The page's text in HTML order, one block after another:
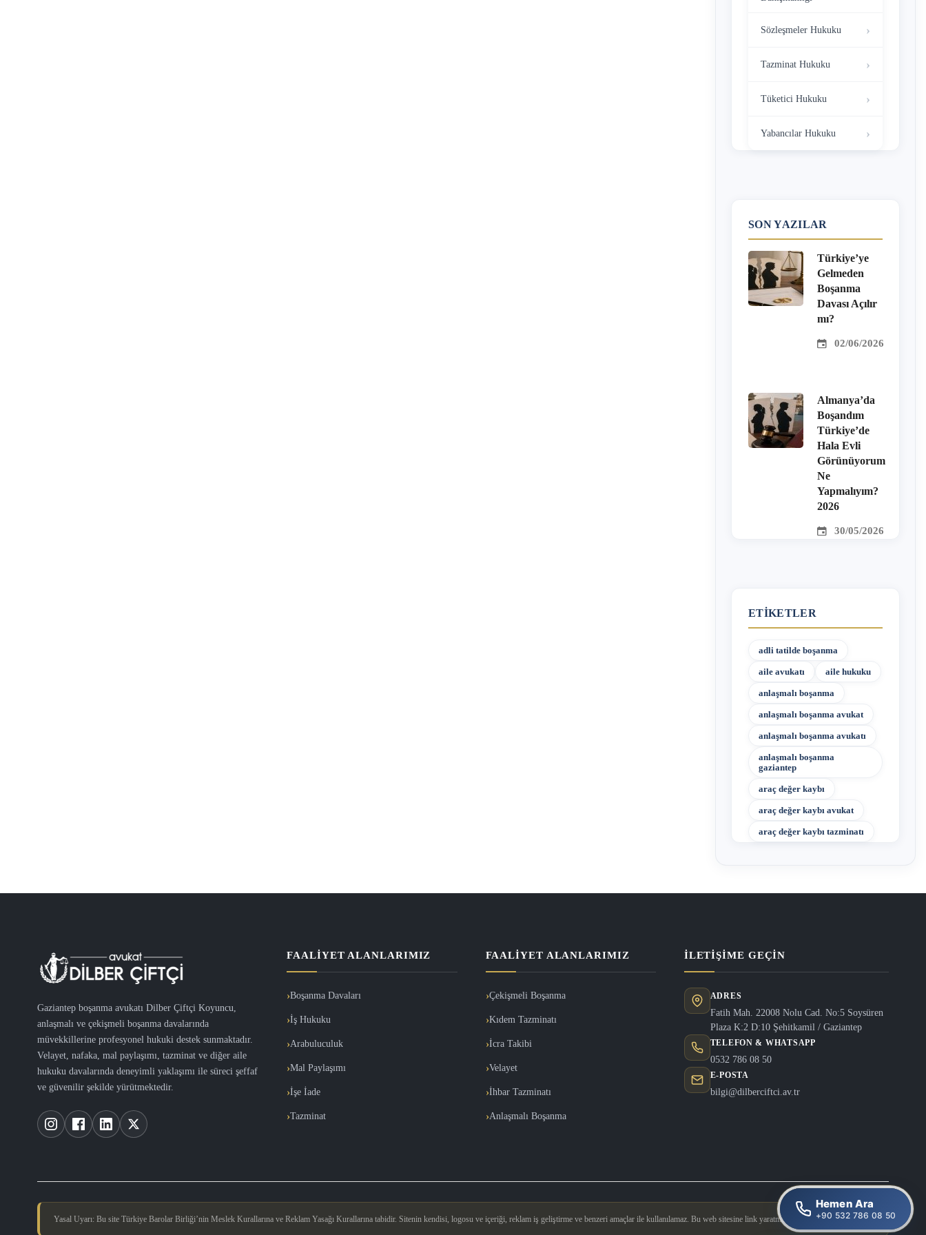
Sözleşmeler Hukuku
Tazminat Hukuku
Tüketici Hukuku
Yabancılar Hukuku
SON YAZILAR
Türkiye’ye
Gelmeden
Boşanma
Davası Açılır
mı?
02/06/2026
Almanya’da
Boşandım
Türkiye’de
Hala Evli
Görünüyorum
Ne
Yapmalıyım?
2026
30/05/2026
ETIKETLER
adli tatilde boşanma
aile avukatı aile hukuku
anlaşmalı boşanma
anlaşmalı boşanma avukat
anlaşmalı boşanma avukatı
anlaşmalı boşanma
gaziantep
araç değer kaybı
araç değer kaybı avukat
araç değer kaybı tazminatı
Gaziantep boşanma avukatı Dilber Çiftçi Koyuncu,
anlaşmalı ve çekişmeli boşanma davalarında
müvekkillerine profesyonel hukuki destek sunmaktadır.
Velayet, nafaka, mal paylaşımı, tazminat ve diğer aile
hukuku davalarında deneyimli yaklaşımı ile süreci şeffaf
ve güvenilir şekilde yürütmektedir.
FAALIYET ALANLARIMIZ
Boşanma Davaları
İş Hukuku
Arabuluculuk
Mal Paylaşımı
İşe İade
Tazminat
FAALIYET ALANLARIMIZ
Çekişmeli Boşanma
Kıdem Tazminatı
İcra Takibi
Velayet
İhbar Tazminatı
Anlaşmalı Boşanma
İLETIŞIME GEÇIN
ADRES
Fatih Mah. 22008 Nolu Cad. No:5 Soysüren
Plaza K:2 D:10 Şehitkamil / Gaziantep
TELEFON & WHATSAPP
0532 786 08 50
E-POSTA
bilgi@dilberciftci.av.tr
Yasal Uyarı: Bu site Türkiye Barolar Birliği’nin Meslek Kurallarına ve Reklam Yasağı Kurallarına tabidir. Sitenin kendisi, logosu ve içeriği, reklam iş geliştirme ve benzeri amaçlar ile kullanılamaz. Bu web sitesine link yaratmak yasaktır.
Hemen Ara
+90 532 786 08 50